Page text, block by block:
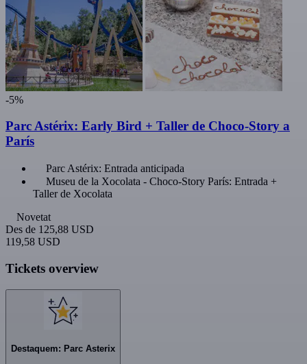
-5%
Parc Astérix: Early Bird + Taller de Choco-Story a
París
Parc Astérix: Entrada anticipada
Museu de la Xocolata - Choco-Story París: Entrada +
Taller de Xocolata
Novetat
Des de 125,88 USD
119,58 USD
Tickets overview
Destaquem: Parc Asterix